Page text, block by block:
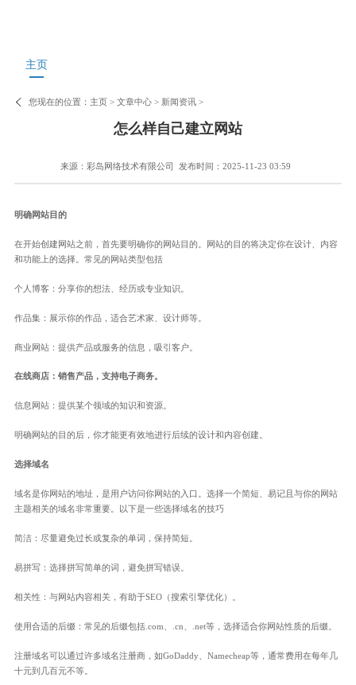
主页
您现在的位置： 主页 >文章中心 > 新闻资讯 >
怎么样自己建立网站
来源：彩岛网络技术有限公司 发布时间：2025-11-23 03:59
明确网站目的
在开始创建网站之前，首先要明确你的网站目的。网站的目的将决定你在设计、内容
和功能上的选择。常见的网站类型包括
个人博客：分享你的想法、经历或专业知识。
作品集：展示你的作品，适合艺术家、设计师等。
商业网站：提供产品或服务的信息，吸引客户。
在线商店：销售产品，支持电子商务。
信息网站：提供某个领域的知识和资源。
明确网站的目的后，你才能更有效地进行后续的设计和内容创建。
选择域名
域名是你网站的地址，是用户访问你网站的入口。选择一个简短、易记且与你的网站
主题相关的域名非常重要。以下是一些选择域名的技巧
简洁：尽量避免过长或复杂的单词，保持简短。
易拼写：选择拼写简单的词，避免拼写错误。
相关性：与网站内容相关，有助于SEO（搜索引擎优化）。
使用合适的后缀：常见的后缀包括.com、.cn、.net等，选择适合你网站性质的后缀。
注册域名可以通过许多域名注册商，如GoDaddy、Namecheap等，通常费用在每年几
十元到几百元不等。